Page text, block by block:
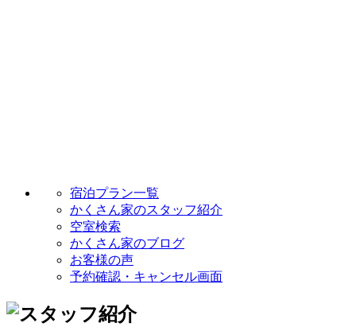
宿泊プラン一覧
かくさん家のスタッフ紹介
空室検索
かくさん家のブログ
お客様の声
予約確認・キャンセル画面